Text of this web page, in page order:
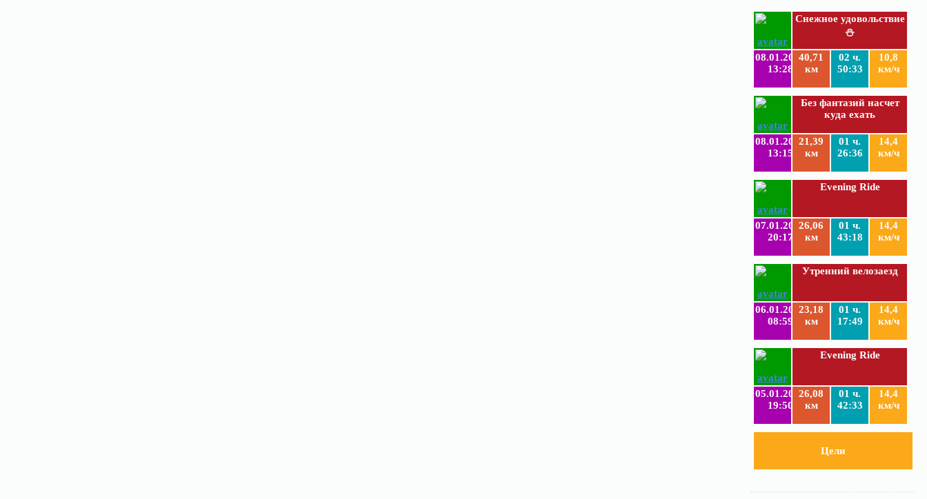
Снежное удовольствие
⛄
08.01.2019
13:28
40,71
км
02 ч.
50:33
10,8
км/ч
Без фантазий насчет
куда ехать
08.01.2019
13:15
21,39
км
01 ч.
26:36
14,4
км/ч
Evening Ride
07.01.2019
20:17
26,06
км
01 ч.
43:18
14,4
км/ч
Утренний велозаезд
06.01.2019
08:59
23,18
км
01 ч.
17:49
14,4
км/ч
Evening Ride
05.01.2019
19:50
26,08
км
01 ч.
42:33
14,4
км/ч
Цели